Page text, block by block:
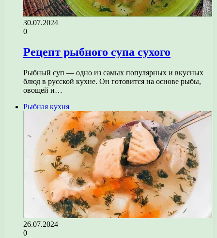
30.07.2024
0
Рецепт рыбного супа сухого
Рыбный суп — одно из самых популярных и вкусных
блюд в русской кухне. Он готовится на основе рыбы,
овощей и…
Рыбная кухня
26.07.2024
0